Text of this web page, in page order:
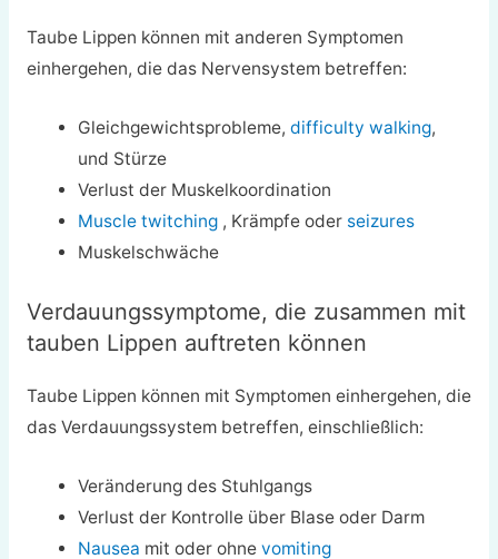
Taube Lippen können mit anderen Symptomen
einhergehen, die das Nervensystem betreffen:
Gleichgewichtsprobleme,difficulty walking,
und Stürze
Verlust der Muskelkoordination
Muscle twitching , Krämpfe oder seizures
Muskelschwäche
Verdauungssymptome, die zusammen mit
tauben Lippen auftreten können
Taube Lippen können mit Symptomen einhergehen, die
das Verdauungssystem betreffen, einschließlich:
Veränderung des Stuhlgangs
Verlust der Kontrolle über Blase oder Darm
Nausea mit oder ohnevomiting